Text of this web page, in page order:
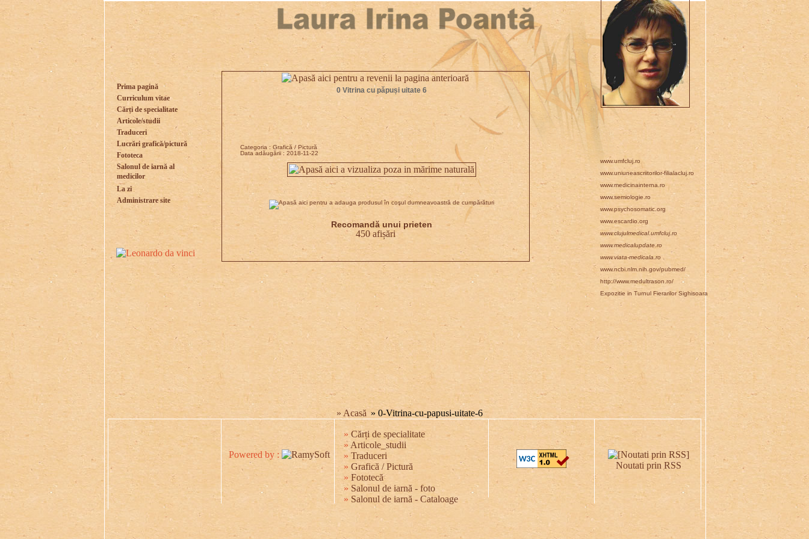
Prima pagină
Curriculum vitae
Cărți de specialitate
Articole/studii
Traduceri
Lucrări grafică/pictură
Fototeca
Salonul de iarnă al
medicilor
La zi
Administrare site
www.umfcluj.ro
www.uniuneascriitorilor-filialacluj.ro
www.medicinainterna.ro
www.semiologie.ro
www.psychosomatic.org
www.escardio.org
www.clujulmedical.umfcluj.ro
www.medicalupdate.ro
www.viata-medicala.ro
www.ncbi.nlm.nih.gov/pubmed/
http://www.medultrason.ro/
Expozitie in Turnul Fierarilor Sighisoara
0 Vitrina cu păpuși uitate 6
Categoria : Grafică / Pictură
Data adăugării : 2018-11-22
Recomandă unui prieten
450 afișări
» Acasă » 0-Vitrina-cu-papusi-uitate-6
Powered by :
» Cărți de specialitate
» Articole_studii
» Traduceri
» Grafică / Pictură
» Fototecă
» Salonul de iarnă - foto
» Salonul de iarnă - Cataloage
Noutati prin RSS